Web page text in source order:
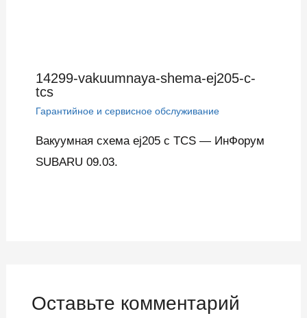
14299-vakuumnaya-shema-ej205-c-
tcs
Гарантийное и сервисное обслуживание
Вакуумная схема ej205 c TCS — ИнФорум
SUBARU 09.03.
Оставьте комментарий